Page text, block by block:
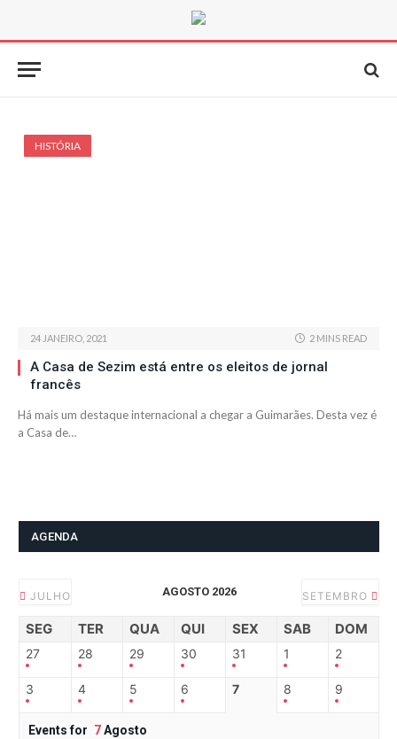
HISTÓRIA
24 JANEIRO, 2021 2 MINS READ
A Casa de Sezim está entre os eleitos de jornal
francês
Há mais um destaque internacional a chegar a Guimarães. Desta vez é
a Casa de…
AGENDA
JULHO AGOSTO 2026 SETEMBRO
SEG TER QUA QUI SEX SAB DOM
27 28 29 30 31 1 2
3 4 5 6 7 8 9
Events for 7Agosto